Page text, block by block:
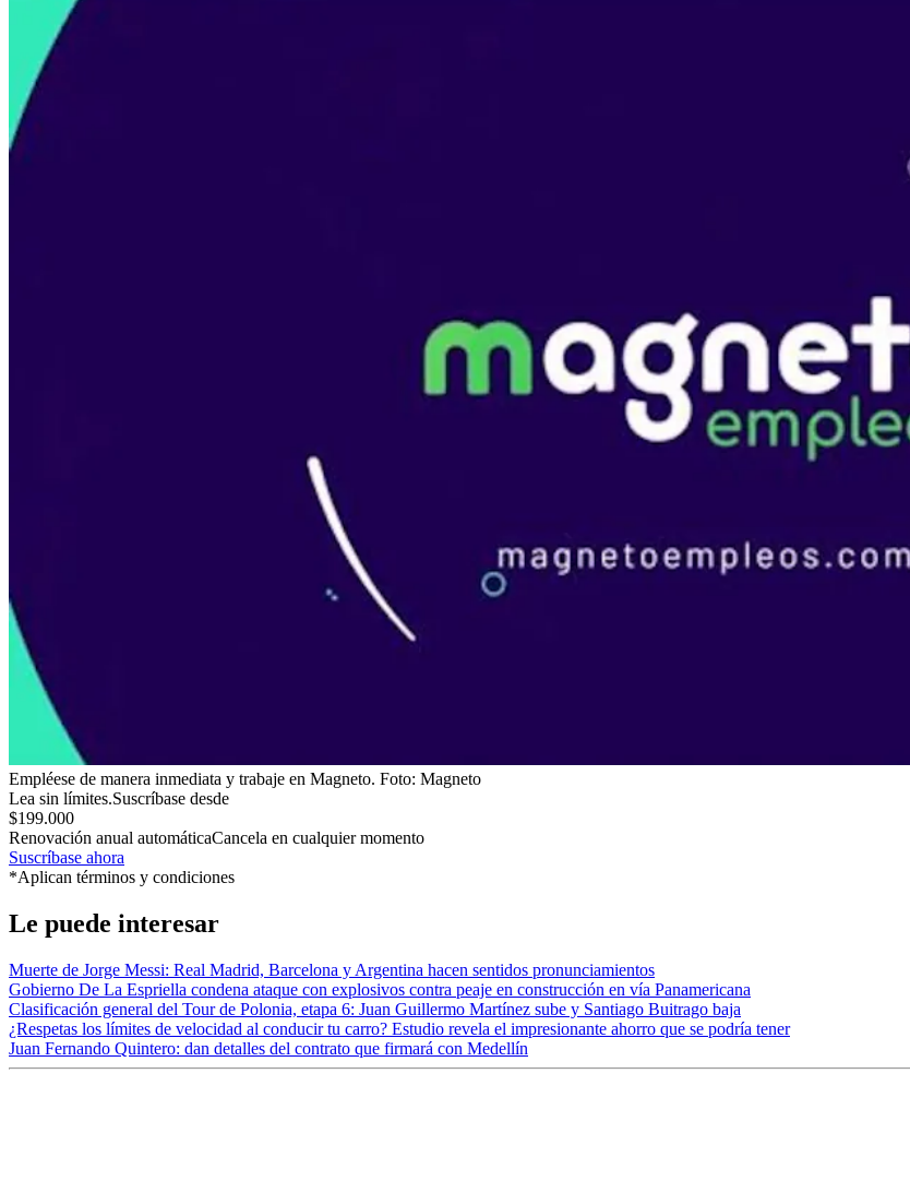
Empléese de manera inmediata y trabaje en Magneto. Foto: Magneto
Lea sin límites.Suscríbase desde
$199.000
Renovación anual automáticaCancela en cualquier momento
Suscríbase ahora
*Aplican términos y condiciones
Le puede interesar
Muerte de Jorge Messi: Real Madrid, Barcelona y Argentina hacen sentidos pronunciamientos
Gobierno De La Espriella condena ataque con explosivos contra peaje en construcción en vía Panamericana
Clasificación general del Tour de Polonia, etapa 6: Juan Guillermo Martínez sube y Santiago Buitrago baja
¿Respetas los límites de velocidad al conducir tu carro? Estudio revela el impresionante ahorro que se podría tener
Juan Fernando Quintero: dan detalles del contrato que firmará con Medellín